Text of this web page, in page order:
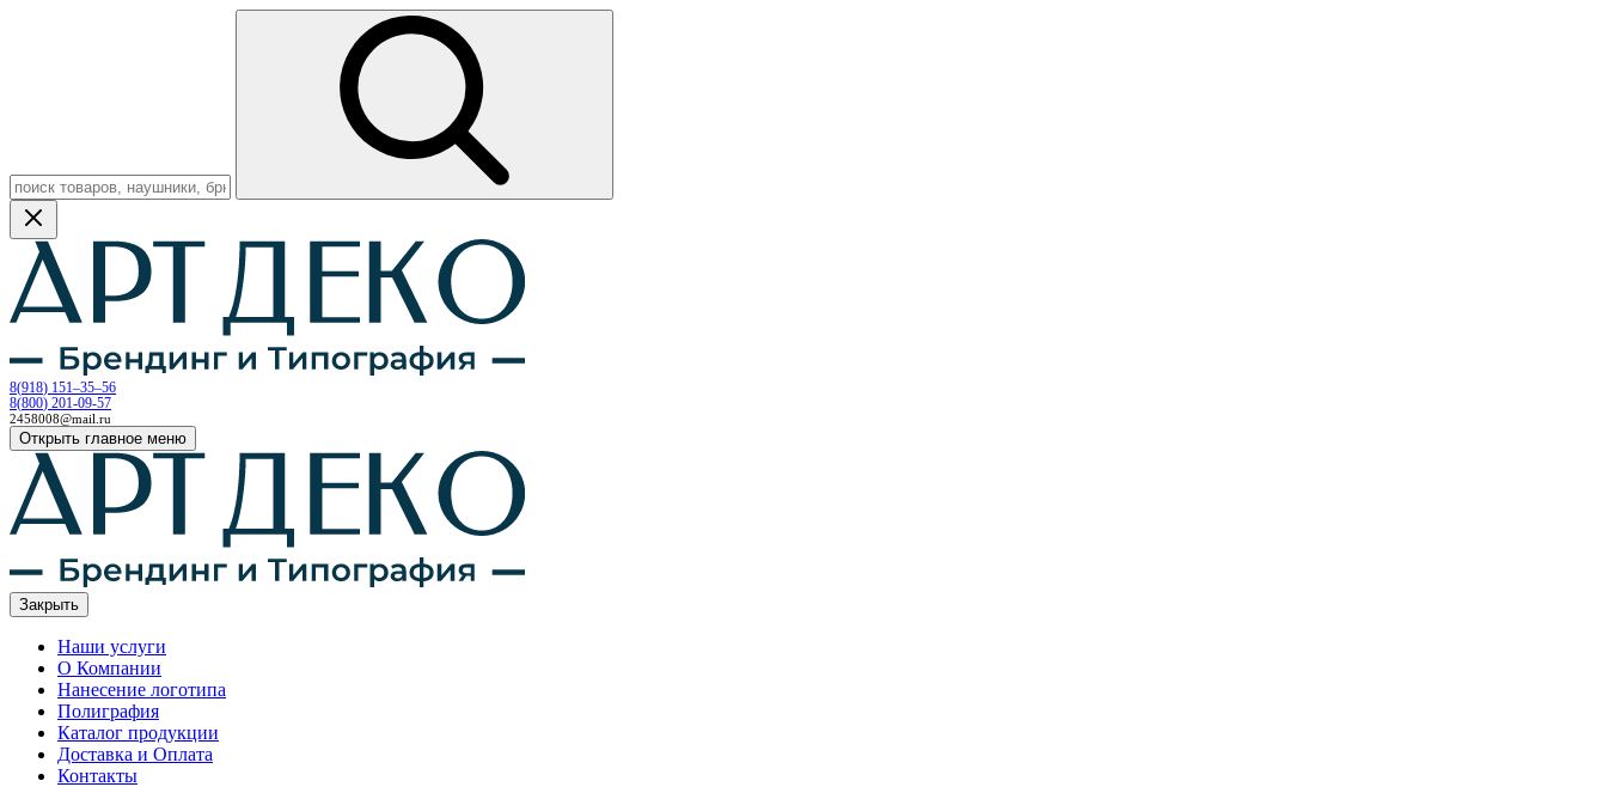
8(918) 151–35–56
8(800) 201-09-57
2458008@mail.ru
Открыть главное меню
Закрыть
Наши услуги
О Компании
Нанесение логотипа
Полиграфия
Каталог продукции
Доставка и Оплата
Контакты